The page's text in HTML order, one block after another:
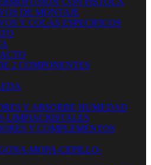
DE MONTAJE
Y COLAS ESPECIFICOS
2 COMPONENTES
Y ABSORBE HUMEDAD
LIMPIACRISTALES
Y COMPLEMENTOS
MOPA-CEPILLO-